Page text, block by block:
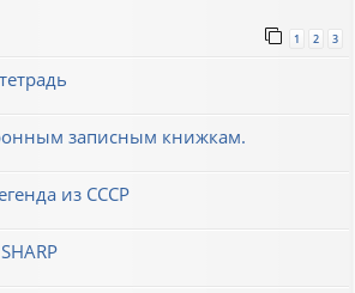
1 2 3
записным книжкам.
из СССР